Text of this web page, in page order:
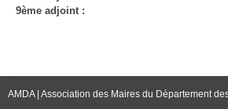
9ème adjoint :
AMDA | Association des Maires du Département